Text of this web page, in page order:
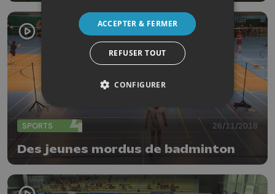
SPORTS 26/11/2018
Des jeunes mordus de badminton
ACCEPTER & FERMER
REFUSER TOUT
CONFIGURER